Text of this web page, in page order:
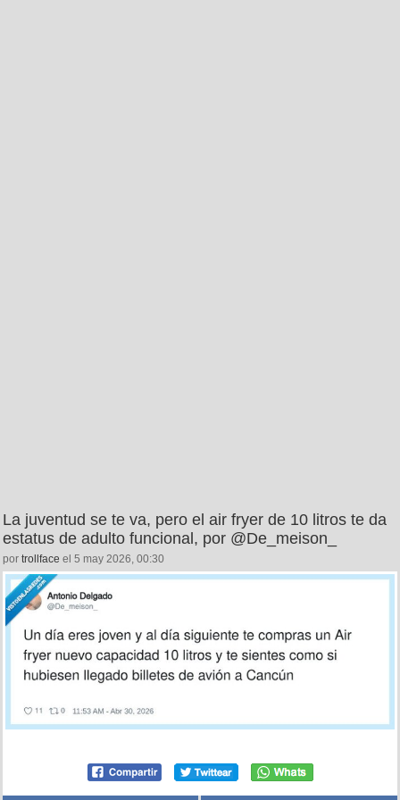
La juventud se te va, pero el air fryer de 10 litros te da
estatus de adulto funcional, por @De_meison_
por trollface el 5 may 2026, 00:30